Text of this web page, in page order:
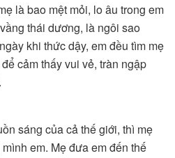
là bao mệt mỏi, lo âu trong em
thái dương, là ngôi sao
khi thức dậy, em đều tìm mẹ
cảm thấy vui vẻ, tràn ngập
sáng của cả thế giới, thì mẹ
em. Mẹ đưa em đến thế